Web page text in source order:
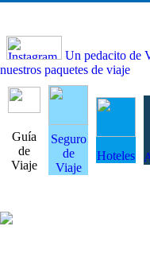
Un pedacito de
nuestros paquetes de viaje
Guía
de
Viaje
Seguro
de
Viaje
Hoteles